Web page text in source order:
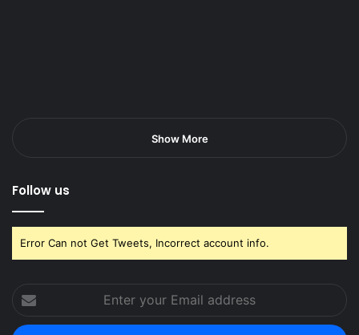
Show More
Follow us
Error Can not Get Tweets, Incorrect account info.
your
Email